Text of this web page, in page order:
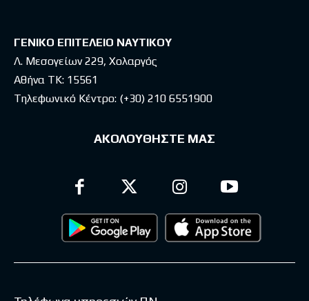
ΓΕΝΙΚΟ ΕΠΙΤΕΛΕΙΟ ΝΑΥΤΙΚΟΥ
Λ. Μεσογείων 229, Χολαργός
Αθήνα ΤΚ: 15561
Τηλεφωνικό Κέντρο: (+30) 210 6551900
ΑΚΟΛΟΥΘΗΣΤΕ ΜΑΣ